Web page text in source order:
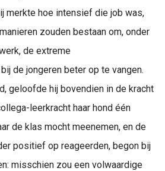
merkte hoe intensief die job was,
zouden bestaan om, onder
de extreme
de jongeren beter op te vangen.
geloofde hij bovendien in de kracht
leerkracht haar hond één
de klas mocht meenemen, en de
positief op reageerden, begon bij
misschien zou een volwaardige